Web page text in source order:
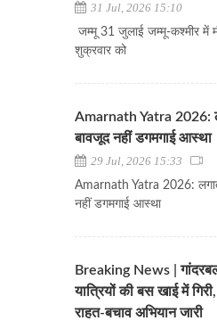
31 Jul, 2026 15:10
जम्मू 31 जुलाई जम्मू-कश्मीर में
शुक्रवार को
Amarnath Yatra 2026:
बावजूद नहीं डगमगाई आस्था
29 Jul, 2026 15:33
Amarnath Yatra 2026:
नहीं डगमगाई आस्था
Breaking News |
यात्रियों की बस खाई में
राहत-बचाव अभियान जारी